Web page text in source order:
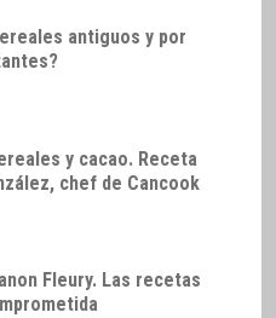
antiguos y por
y cacao. Receta
chef de Cancook
Fleury. Las recetas